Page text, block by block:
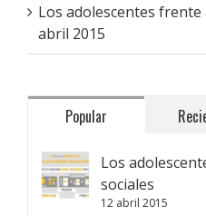
Los adolescentes frente
abril 2015
Popular
Los
sociales
12 abril 2015